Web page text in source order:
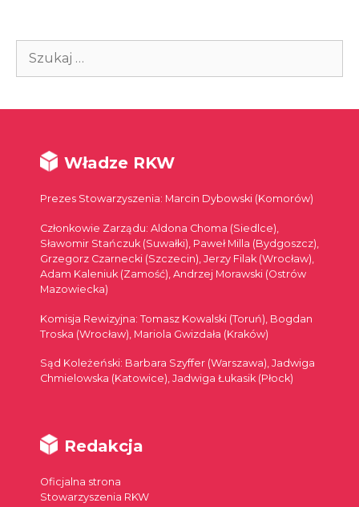
Szukaj:
Władze RKW
Prezes Stowarzyszenia: Marcin Dybowski (Komorów)
Członkowie Zarządu: Aldona Choma (Siedlce),
Sławomir Stańczuk (Suwałki), Paweł Milla (Bydgoszcz),
Grzegorz Czarnecki (Szczecin), Jerzy Filak (Wrocław),
Adam Kaleniuk (Zamość), Andrzej Morawski (Ostrów
Mazowiecka)
Komisja Rewizyjna: Tomasz Kowalski (Toruń), Bogdan
Troska (Wrocław), Mariola Gwizdała (Kraków)
Sąd Koleżeński: Barbara Szyffer (Warszawa), Jadwiga
Chmielowska (Katowice), Jadwiga Łukasik (Płock)
Redakcja
Oficjalna strona
Stowarzyszenia RKW